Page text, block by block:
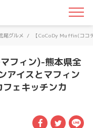
の子育て世代に役立つお
尾グルメ / 【CoCoDy Muffin(ココ
フィン)-熊本県全
アイスとマフィン
ェキッチンカ
Facebook